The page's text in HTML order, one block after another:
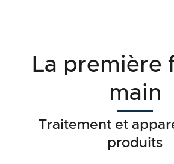
La première
main
Traitement et
produits